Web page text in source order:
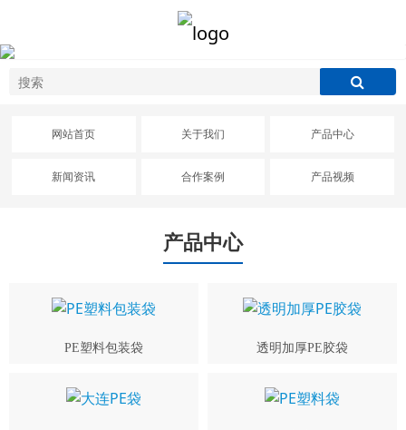
网站首页 关于我们 产品中心
新闻资讯 合作案例 产品视频
产品中心
PE塑料包装袋 透明加厚PE胶袋